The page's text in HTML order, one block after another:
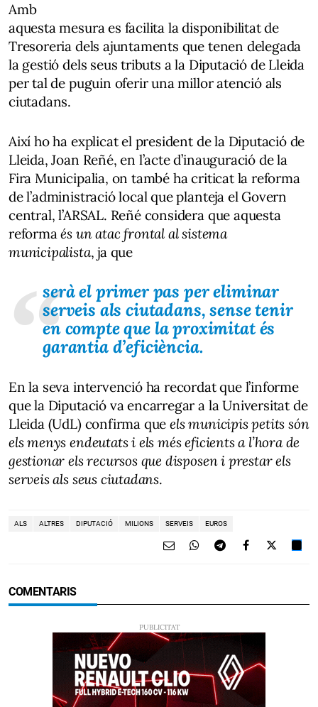
Amb
aquesta mesura es facilita la disponibilitat de
Tresoreria dels ajuntaments que tenen delegada
la gestió dels seus tributs a la Diputació de Lleida
per tal de puguin oferir una millor atenció als
ciutadans.
Així ho ha explicat el president de la Diputació de
Lleida, Joan Reñé, en l’acte d’inauguració de la
Fira Municipalia, on també ha criticat la reforma
de l’administració local que planteja el Govern
central, l’ARSAL. Reñé considera que aquesta
reformaés un atac frontal al sistema
municipalista, ja que
serà el primer pas per eliminar
serveis als ciutadans, sense tenir
en compte que la proximitat és
garantia d’eficiència.
En la seva intervenció ha recordat que l’informe
que la Diputació va encarregar a la Universitat de
Lleida (UdL) confirma que els municipis petits són
els menys endeutats i els més eficients a l’hora de
gestionar els recursos que disposen i prestar els
serveis als seus ciutadans.
ALS ALTRES DIPUTACIÓ MILIONS SERVEIS EUROS
COMENTARIS